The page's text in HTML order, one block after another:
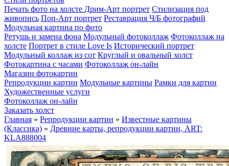
Печать фото на холсте Дрим-Арт портрет Стилизация под
живопись Поп-Арт портрет Реставрация Ч/Б фотографий
Модульная картина по фото
Ретушь и замена фона Модульный фотоколлаж Фотоколлаж на
холсте Портрет в стиле Love Is Исторический портрет
Модульный коллаж из сот Круглый и овальный холст
Фотокартина с часами Фотоколлаж он-лайн
Магазин фотокартин
Репродукции картин Модульные картины Рамки для картин
Художественные услуги
Фотоколлаж он-лайн
Заказать холст
Главная » Репродукции картин » Известные картины
(Классика) » Древние карты, репродукции картин, ART:
KLA888004